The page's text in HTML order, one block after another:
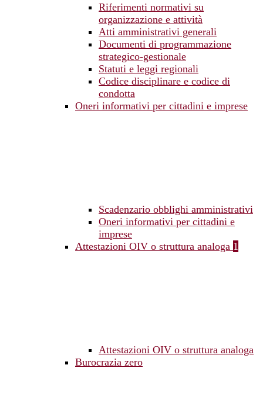
Riferimenti normativi su
organizzazione e attività
Atti amministrativi generali
Documenti di programmazione
strategico-gestionale
Statuti e leggi regionali
Codice disciplinare e codice di
condotta
Oneri informativi per cittadini e imprese
Scadenzario obblighi amministrativi
Oneri informativi per cittadini e
imprese
Attestazioni OIV o struttura analoga 1
Attestazioni OIV o struttura analoga
Burocrazia zero